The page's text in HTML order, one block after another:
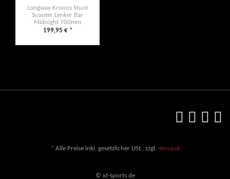
Longway Kronos Stunt
Scooter Lenker Bar
Midnight 700mm
199,95 € *
* Alle Preise inkl. gesetzlicher USt., zzgl. Versand
© xt-sports.de